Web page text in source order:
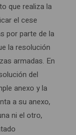
que realiza la
el cese
por parte de la
la resolución
armadas. En
del
anexo y la
a su anexo,
ni el otro,